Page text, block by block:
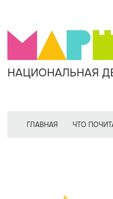
НАЦИОНАЛЬНАЯ
ГЛАВНАЯ ЧТО